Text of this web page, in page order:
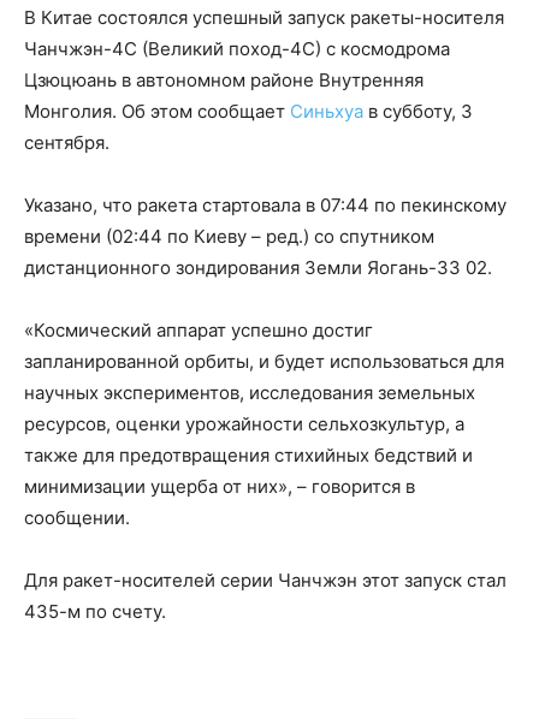
В Китае состоялся успешный запуск ракеты-носителя
Чанчжэн-4С (Великий поход-4С) с космодрома
Цзюцюань в автономном районе Внутренняя
Монголия. Об этом сообщает Синьхуа в субботу, 3
сентября.
Указано, что ракета стартовала в 07:44 по пекинскому
времени (02:44 по Киеву – ред.) со спутником
дистанционного зондирования Земли Яогань-33 02.
«Космический аппарат успешно достиг
запланированной орбиты, и будет использоваться для
научных экспериментов, исследования земельных
ресурсов, оценки урожайности сельхозкультур, а
также для предотвращения стихийных бедствий и
минимизации ущерба от них», – говорится в
сообщении.
Для ракет-носителей серии Чанчжэн этот запуск стал
435-м по счету.